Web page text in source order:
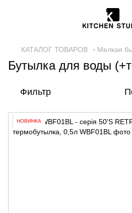
КАТАЛОГ ТОВАРОВ ◦ Мелкая
Бутылка для воды
Фильтр
НОВИНКА